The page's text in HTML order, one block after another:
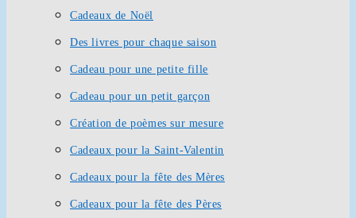
Cadeaux de Noël
Des livres pour chaque saison
Cadeau pour une petite fille
Cadeau pour un petit garçon
Création de poèmes sur mesure
Cadeaux pour la Saint-Valentin
Cadeaux pour la fête des Mères
Cadeaux pour la fête des Pères